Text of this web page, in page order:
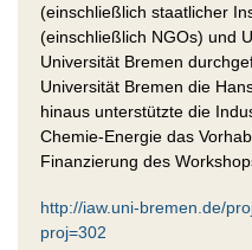
(einschließlich staatlicher
(einschließlich NGOs) und
Universität Bremen
Universität Bremen die
hinaus unterstützte die
Chemie-Energie das
Finanzierung des
http://iaw.uni-bremen.de/
proj=302